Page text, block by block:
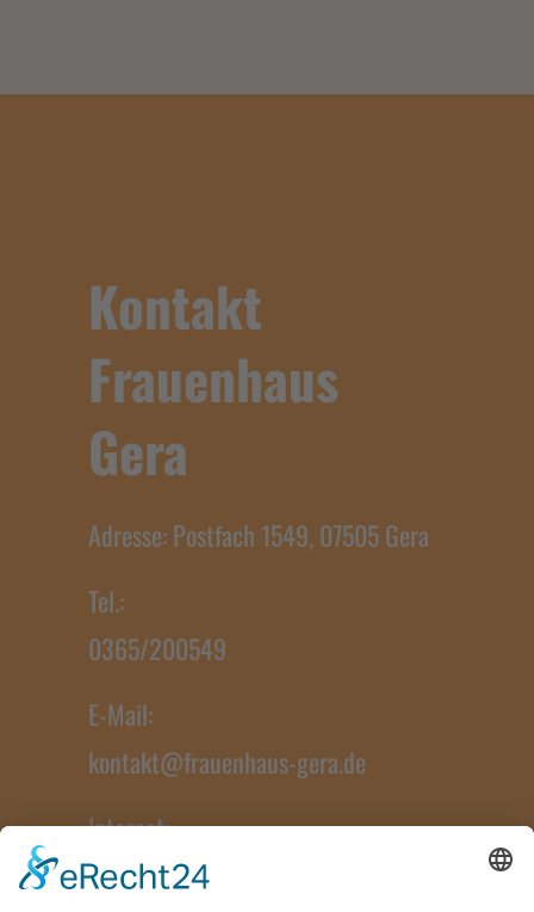
Kontakt
Frauenhaus
Gera
Adresse: Postfach 1549, 07505 Gera
Tel.:
0365/200549
E-Mail:
kontakt@frauenhaus-gera.de
Internet:
www.frauenhaus-gera.de